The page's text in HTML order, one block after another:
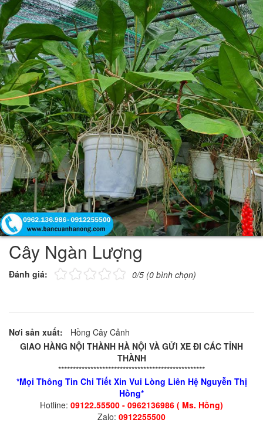
Cây Ngàn Lượng
Đánh giá: 0/5 (0 bình chọn)
Nơi sản xuất:
Hồng Cây Cảnh
GIAO HÀNG NỘI THÀNH HÀ NỘI VÀ GỬI XE ĐI CÁC TỈNH
THÀNH
**************************************************
*Mọi Thông Tin Chi Tiết Xin Vui Lòng Liên Hệ Nguyễn Thị
Hồng*
Hotline: 09122.55500 - 0962136986 ( Ms. Hồng)
Zalo: 0912255500